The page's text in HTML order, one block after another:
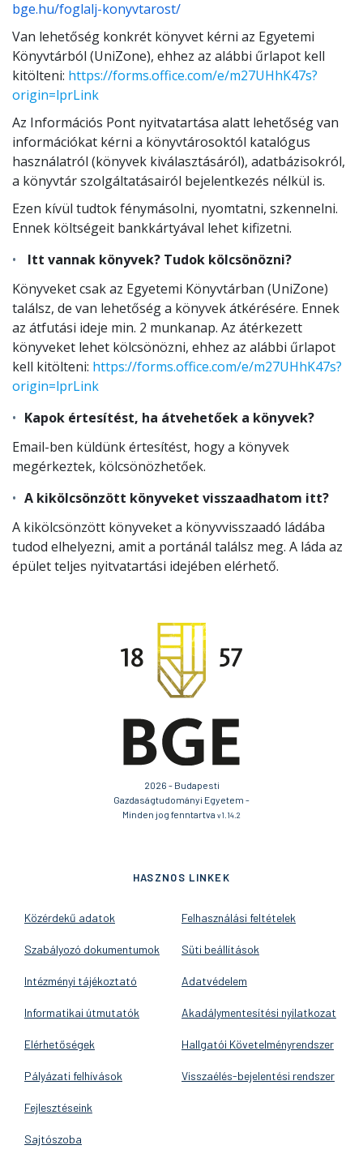
bge.hu/foglalj-konyvtarost/
Van lehetőség konkrét könyvet kérni az Egyetemi
Könyvtárból (UniZone), ehhez az alábbi űrlapot kell
kitölteni: https://forms.office.com/e/m27UHhK47s?
origin=lprLink
Az Információs Pont nyitvatartása alatt lehetőség van
információkat kérni a könyvtárosoktól katalógus
használatról (könyvek kiválasztásáról), adatbázisokról,
a könyvtár szolgáltatásairól bejelentkezés nélkül is.
Ezen kívül tudtok fénymásolni, nyomtatni, szkennelni.
Ennek költségeit bankkártyával lehet kifizetni.
Itt vannak könyvek? Tudok kölcsönözni?
Könyveket csak az Egyetemi Könyvtárban (UniZone)
találsz, de van lehetőség a könyvek átkérésére. Ennek
az átfutási ideje min. 2 munkanap. Az átérkezett
könyveket lehet kölcsönözni, ehhez az alábbi űrlapot
kell kitölteni: https://forms.office.com/e/m27UHhK47s?
origin=lprLink
Kapok értesítést, ha átvehetőek a könyvek?
Email-ben küldünk értesítést, hogy a könyvek
megérkeztek, kölcsönözhetőek.
A kikölcsönzött könyveket visszaadhatom itt?
A kikölcsönzött könyveket a könyvvisszaadó ládába
tudod elhelyezni, amit a portánál találsz meg. A láda az
épület teljes nyitvatartási idejében elérhető.
2026 - Budapesti
Gazdaságtudományi Egyetem -
Minden jog fenntartva v1.14.2
HASZNOS LINKEK
Közérdekű adatok
Szabályozó dokumentumok
Intézményi tájékoztató
Informatikai útmutatók
Elérhetőségek
Pályázati felhívások
Fejlesztéseink
Sajtószoba
Felhasználási feltételek
Süti beállítások
Adatvédelem
Akadálymentesítési nyilatkozat
Hallgatói Követelményrendszer
Visszaélés-bejelentési rendszer